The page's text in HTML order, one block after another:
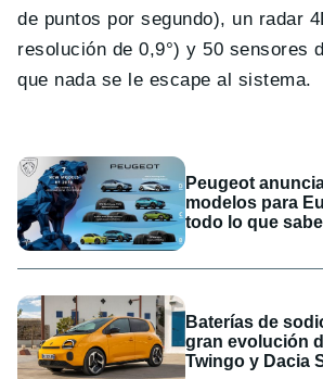
de puntos por segundo), un radar
resolución de 0,9°) y 50 sensores
que nada se le escape al sistema.
Peugeot
modelos para
todo lo que
Baterías de
gran evolución
Twingo y Dacia